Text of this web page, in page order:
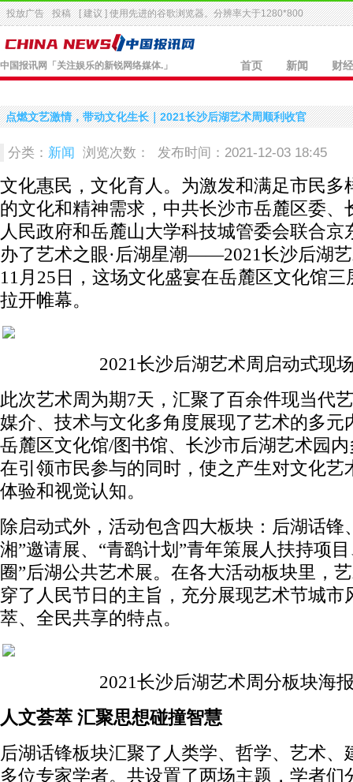
投放广告 投稿 [ 建议 ] 使用先进的谷歌浏览器。分辨率大于1280*800
中国报讯网 「关注娱乐的新锐网络媒体.」 首页 新闻 财经
点燃文艺激情，带动文化生长｜2021长沙后湖艺术周顺利收官
分类： 新闻 浏览次数： 发布时间：2021-12-03 18:45
文化惠民，文化育人。为激发和满足市民多
的文化和精神需求，中共长沙市岳麓区委、
人民政府和岳麓山大学科技城管委会联合京
办了艺术之眼·后湖星潮——2021长沙后湖
11月25日，这场文化盛宴在岳麓区文化馆三
拉开帷幕。
2021长沙后湖艺术周启动式现
此次艺术周为期7天，汇聚了百余件现当代
媒介、技术与文化多角度展现了艺术的多元
岳麓区文化馆/图书馆、长沙市后湖艺术园
在引领市民参与的同时，使之产生对文化艺
体验和视觉认知。
除启动式外，活动包含四大板块：后湖话锋
湘”邀请展、“青鹞计划”青年策展人扶持项
圈”后湖公共艺术展。在各大活动板块里，
穿了人民节日的主旨，充分展现艺术节城市
萃、全民共享的特点。
2021长沙后湖艺术周分板块海
人文荟萃 汇聚思想碰撞智慧
后湖话锋板块汇聚了人类学、哲学、艺术、
多位专家学者。共设置了两场主题，学者们